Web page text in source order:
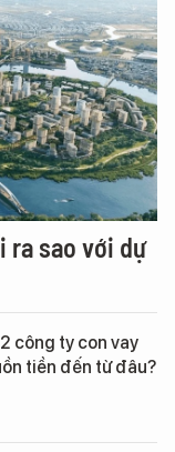
ra sao với dự
công ty con vay
tiền đến từ đâu?